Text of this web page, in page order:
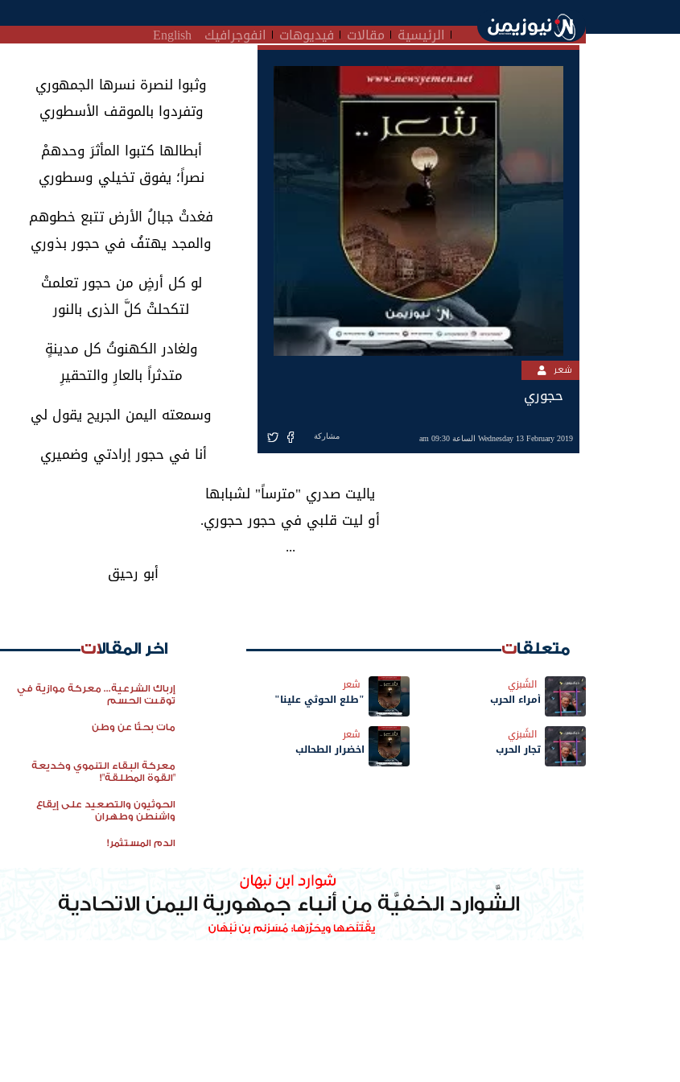
الرئيسية مقالات فيديوهات انفوجرافيك English
شعر
حجوري
Wednesday 13 February 2019 الساعة 09:30 am مشاركة
وثبوا لنصرة نسرها الجمهوري
وتفردوا بالموقف الأسطوري
أبطالها كتبوا المأثرَ وحدهمْ
نصراً؛ يفوق تخيلي وسطوري
فغدتْ جبالُ الأرض تتبع خطوهم
والمجد يهتفُ في حجور بذوري
لو كل أرضٍ من حجور تعلمتْ
لتكحلتْ كلَّ الذرى بالنور
ولغادر الكهنوتُ كل مدينةٍ
متدثراً بالعارِ والتحقيرِ
وسمعته اليمن الجريح يقول لي
أنا في حجور إرادتي وضميري
ياليت صدري "مترساً" لشبابها
أو ليت قلبي في حجور حجوري.
...
أبو رحيق
متعلقات
الشَبزي
أمراء الحرب
شعر
"طلع الحوثي علينا"
الشَبزي
تجار الحرب
شعر
اخضرار الطحالب
اخر المقالات
إرباك الشرعية... معركة موازية في
توقيت الحسم
مات بحثًا عن وطن
معركة البقاء التنموي وخديعة
"القوة المطلقة"!
الحوثيون والتصعيد على إيقاع
واشنطن وطهران
الدم المستثمر!